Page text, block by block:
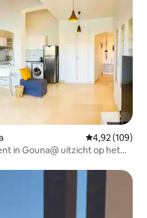
Gemiddelde
4,92 (109)
in Gouna@ uitzicht op het